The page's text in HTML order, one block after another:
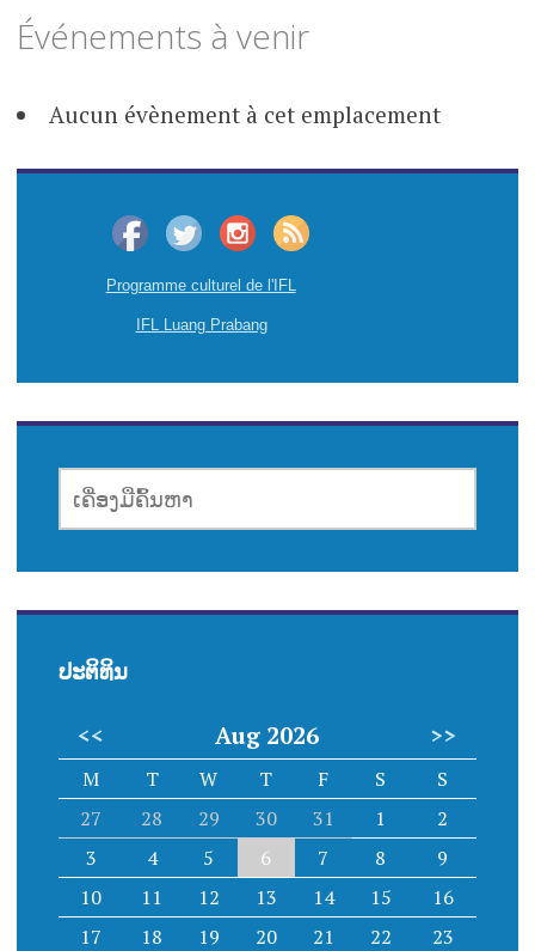
Événements à venir
Aucun évènement à cet emplacement
Programme culturel de l'IFL
IFL Luang Prabang
ເຄື່ອງມື
ຄົ້ນຫາ
ປະຕິທິນ
<< Aug 2026 >>
M T W T F S
S
27
28 29 30 31 1
2
3
4 5 6 7 8
9
10
11 12 13 14 15
16
17
18 19 20 21 22
23